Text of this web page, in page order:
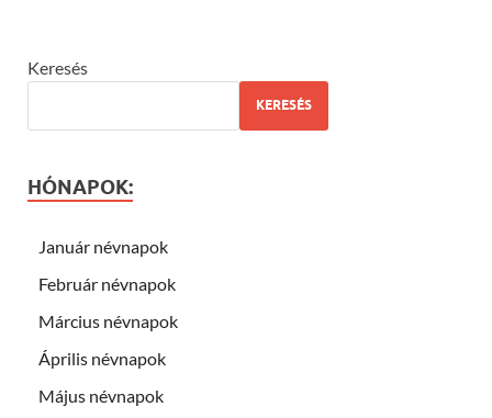
Keresés
KERESÉS
HÓNAPOK:
Január névnapok
Február névnapok
Március névnapok
Április névnapok
Május névnapok